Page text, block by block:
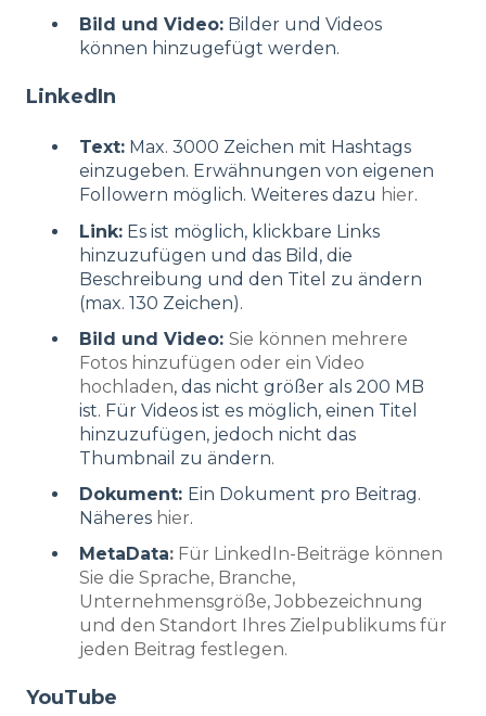
Bild und Video: Bilder und Videos
können hinzugefügt werden.
LinkedIn
Text: Max. 3000 Zeichen mit Hashtags
einzugeben. Erwähnungen von eigenen
Followern möglich. Weiteres dazu hier.
Link: Es ist möglich, klickbare Links
hinzuzufügen und das Bild, die
Beschreibung und den Titel zu ändern
(max. 130 Zeichen).
Bild und Video: Sie können mehrere
Fotos hinzufügen oder ein Video
hochladen, das nicht größer als 200 MB
ist. Für Videos ist es möglich, einen Titel
hinzuzufügen, jedoch nicht das
Thumbnail zu ändern.
Dokument: Ein Dokument pro Beitrag.
Näheres hier.
MetaData: Für LinkedIn-Beiträge können
Sie die Sprache, Branche,
Unternehmensgröße, Jobbezeichnung
und den Standort Ihres Zielpublikums für
jeden Beitrag festlegen.
YouTube